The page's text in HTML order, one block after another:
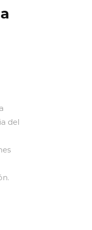
del